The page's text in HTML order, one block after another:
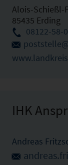
Alois-Schießl-
85435 Erding
08122-58-0
IHK
Andreas